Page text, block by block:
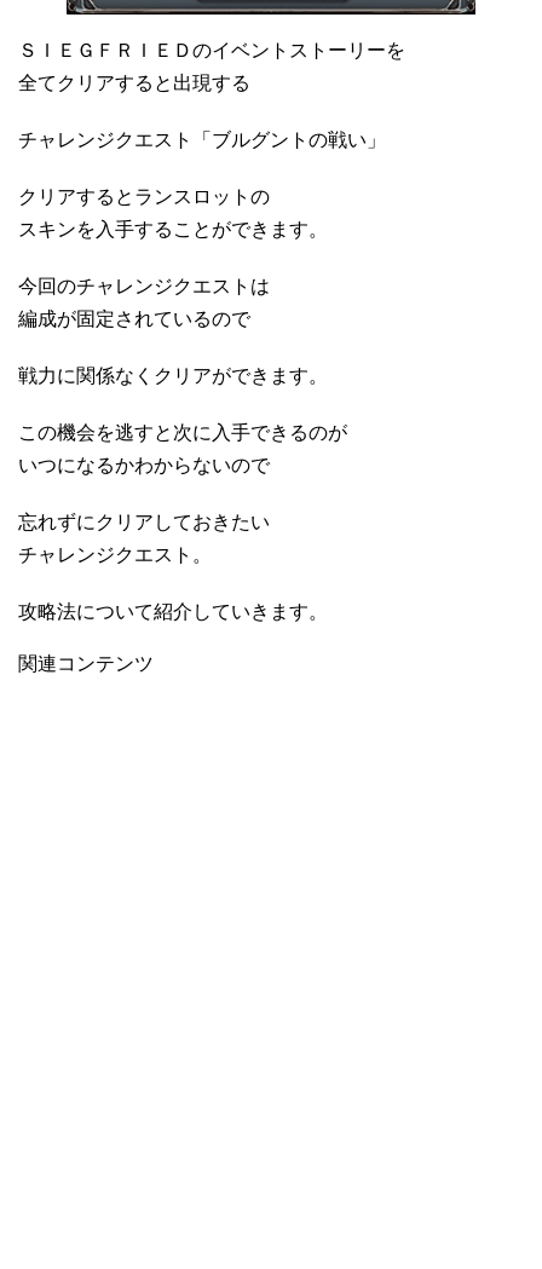
ＳＩＥＧＦＲＩＥＤのイベントストーリーを
全てクリアすると出現する
チャレンジクエスト「ブルグントの戦い」
クリアするとランスロットの
スキンを入手することができます。
今回のチャレンジクエストは
編成が固定されているので
戦力に関係なくクリアができます。
この機会を逃すと次に入手できるのが
いつになるかわからないので
忘れずにクリアしておきたい
チャレンジクエスト。
攻略法について紹介していきます。
関連コンテンツ